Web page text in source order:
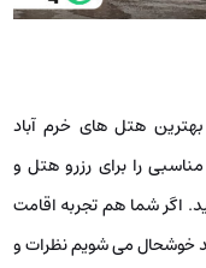
هتل‌ های خرم آباد
را برای رزرو هتل و
اگر شما هم تجربه اقامت
خوشحال می شویم نظرات و